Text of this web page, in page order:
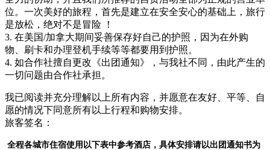
位。一次美好的旅程，首先是建立在安全安心的基础上，旅行
是放松，绝对不是冒险 ！
3. 在美国/加拿大期间妥善保存好自己的护照，因为在外购
物、刷卡和办理登机手续等等都要用到护照。
4. 如合作社擅自更改《出团通知》，与我社不同，由此产生的
一切问题由合作社承担。
我已阅读并充分理解以上所有内容，并愿意在友好、平等、自
愿的情况下同意所有以上行程和购物安排。
旅客签名：
全程各城市住宿使用以下表中参考酒店，具体安排请以出团通知书为